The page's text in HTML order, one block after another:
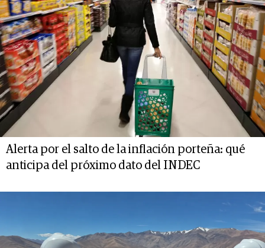
Alerta por el salto de la inflación porteña: qué
anticipa del próximo dato del INDEC